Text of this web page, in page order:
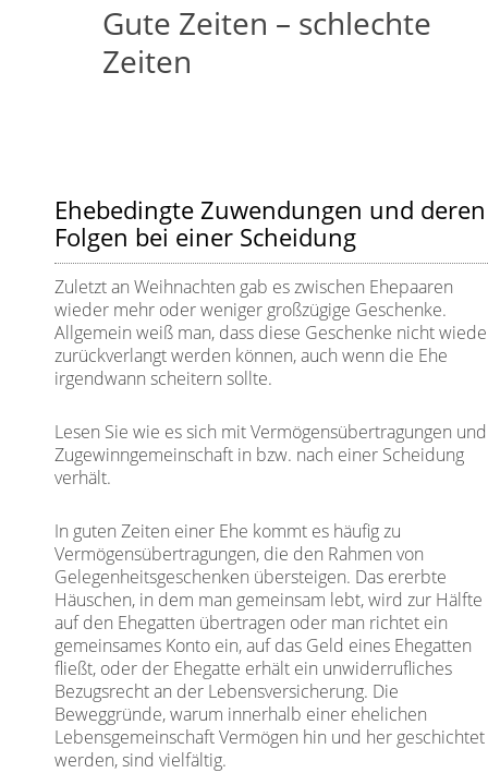
Gute Zeiten – schlechte
Zeiten
Ehebedingte Zuwendungen und deren
Folgen bei einer Scheidung
Zuletzt an Weihnachten gab es zwischen Ehepaaren
wieder mehr oder weniger großzügige Geschenke.
Allgemein weiß man, dass diese Geschenke nicht
zurückverlangt werden können, auch wenn die Ehe
irgendwann scheitern sollte.
Lesen Sie wie es sich mit Vermögensübertragungen und
Zugewinngemeinschaft in bzw. nach einer Scheidung
verhält.
In guten Zeiten einer Ehe kommt es häufig zu
Vermögensübertragungen, die den Rahmen von
Gelegenheitsgeschenken übersteigen. Das ererbte
Häuschen, in dem man gemeinsam lebt, wird zur Hälfte
auf den Ehegatten übertragen oder man richtet ein
gemeinsames Konto ein, auf das Geld eines Ehegatten
fließt, oder der Ehegatte erhält ein unwiderrufliches
Bezugsrecht an der Lebensversicherung. Die
Beweggründe, warum innerhalb einer ehelichen
Lebensgemeinschaft Vermögen hin und her geschichtet
werden, sind vielfältig.